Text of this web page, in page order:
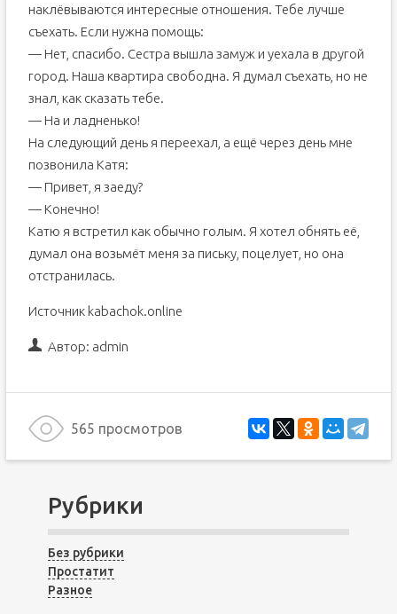
наклёвываются интересные отношения. Тебе лучше
съехать. Если нужна помощь:
— Нет, спасибо. Сестра вышла замуж и уехала в другой
город. Наша квартира свободна. Я думал съехать, но не
знал, как сказать тебе.
— На и ладненько!
На следующий день я переехал, а ещё через день мне
позвонила Катя:
— Привет, я заеду?
— Конечно!
Катю я встретил как обычно голым. Я хотел обнять её,
думал она возьмёт меня за письку, поцелует, но она
отстранилась.
Источник kabachok.online
Автор: admin
565 просмотров
Рубрики
Без рубрики
Простатит
Разное